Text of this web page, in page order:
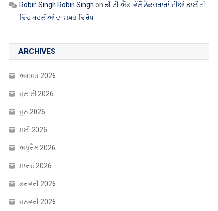
ਅਗਸਤ 2026
ਮਈ 2026
ਅਪ੍ਰੈਲ 2026
ਮਾਰਚ 2026
ਫਰਵਰੀ 2026
ਜਨਵਰੀ 2026
ਦਸੰਬਰ 2025
ਨਵੰਬਰ 2025
ਅਕਤੂਬਰ 2025